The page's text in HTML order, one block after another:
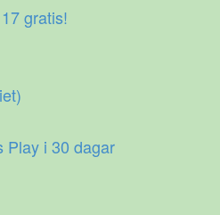
gratis!
Play i 30 dagar